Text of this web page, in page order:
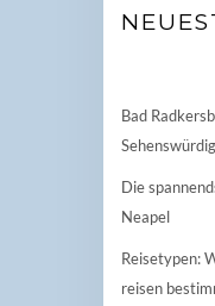
Bad
Die
Neapel
Reisetypen:
reisen